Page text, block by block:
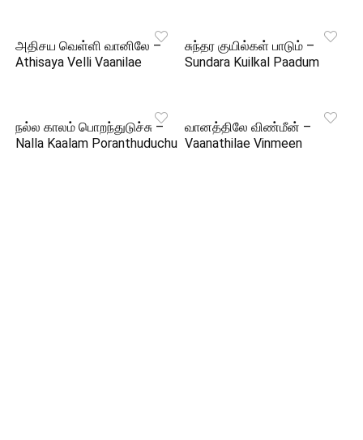
அதிசய வெள்ளி வானிலே –
Athisaya Velli Vaanilae
சுந்தர குயில்கள் பாடும் –
Sundara Kuilkal Paadum
நல்ல காலம் பொறந்துடுச்சு –
Nalla Kaalam Poranthuduchu
வானத்திலே விண்மீன் –
Vaanathilae Vinmeen